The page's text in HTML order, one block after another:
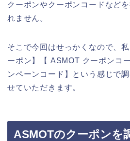
クーポンやクーポンコードなど
れません。
そこで今回はせっかくなので、
ーポン】【 ASMOT クーポンコ
ンペーンコード】という感じで
せていただきます。
ASMOTのクーポンを